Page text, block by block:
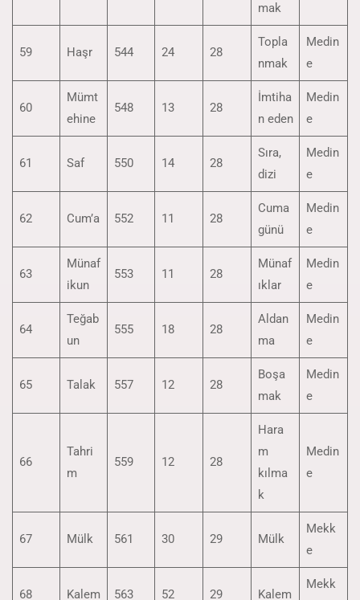
mak
59 Haşr 544 24 28
Topla
nmak
Medin
e
60
Mümt
ehine
548 13 28
İmtiha
n eden
Medin
e
61 Saf 550 14 28
Sıra,
dizi
Medin
e
62 Cum’a 552 11 28
Cuma
günü
Medin
e
63
Münaf
ikun
553 11 28
Münaf
ıklar
Medin
e
64
Teğab
un
555 18 28
Aldan
ma
Medin
e
65 Talak 557 12 28
Boşa
mak
Medin
e
66
Tahri
m
559 12 28
Hara
m
kılma
k
Medin
e
67 Mülk 561 30 29 Mülk
Mekk
e
68 Kalem 563 52 29 Kalem
Mekk